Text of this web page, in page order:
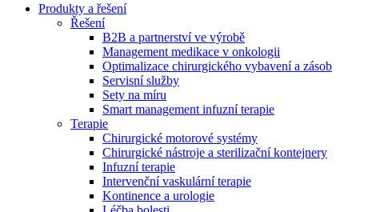
Produkty a řešení
Řešení
B2B a partnerství ve výrobě
Management medikace v onkologii
Optimalizace chirurgického vybavení a zásob
Servisní služby
Sety na míru
Smart management infuzní terapie​
Terapie
Chirurgické motorové systémy
Chirurgické nástroje a sterilizační kontejnery
Infuzní terapie
Intervenční vaskulární terapie
Kontinence a urologie